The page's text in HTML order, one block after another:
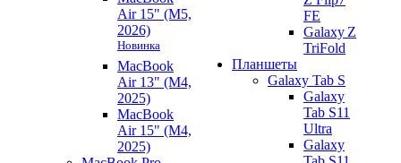
Air 15" (M5,
2026)
Новинка
MacBook
Air 13" (M4,
2025)
MacBook
Air 15" (M4,
2025)
FE
Galaxy Z
TriFold
Планшеты
Galaxy Tab S
Galaxy
Tab S11
Ultra
Galaxy